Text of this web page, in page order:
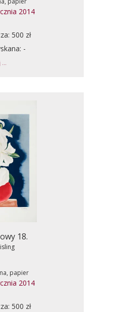
2014
500 zł
-
...
18.
papier
2014
500 zł